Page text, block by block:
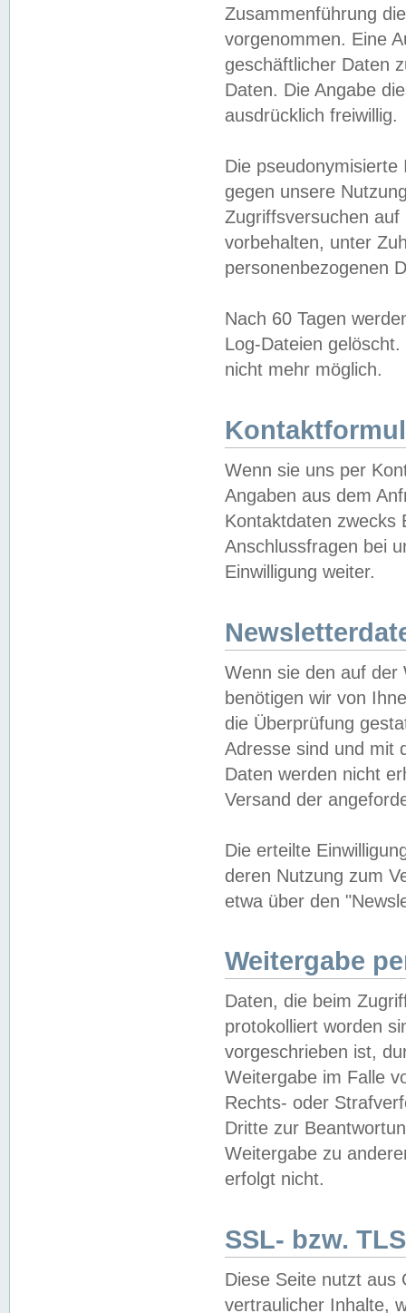
Zusammenführung
vorgenommen. Eine
geschäftlicher Daten
Daten. Die Angabe
ausdrücklich freiwillig.
Die
gegen unsere
Zugriffsversuchen
vorbehalten, unter
personenbezogenen
Nach 60 Tagen
Log-Dateien
nicht mehr möglich.
Wenn sie uns per
Angaben aus dem
Kontaktdaten zwecks
Anschlussfragen bei
Einwilligung weiter.
Wenn sie den auf der
benötigen wir von
die Überprüfung
Adresse sind und mit
Daten werden nicht
Versand der
Die erteilte
deren Nutzung zum
etwa über den
Weitergabe
Daten, die beim
protokolliert worden
vorgeschrieben ist,
Weitergabe im Falle
Rechts- oder
Dritte zur
Weitergabe zu
erfolgt nicht.
SSL- bzw.
Diese Seite nutzt aus
vertraulicher Inhalte,